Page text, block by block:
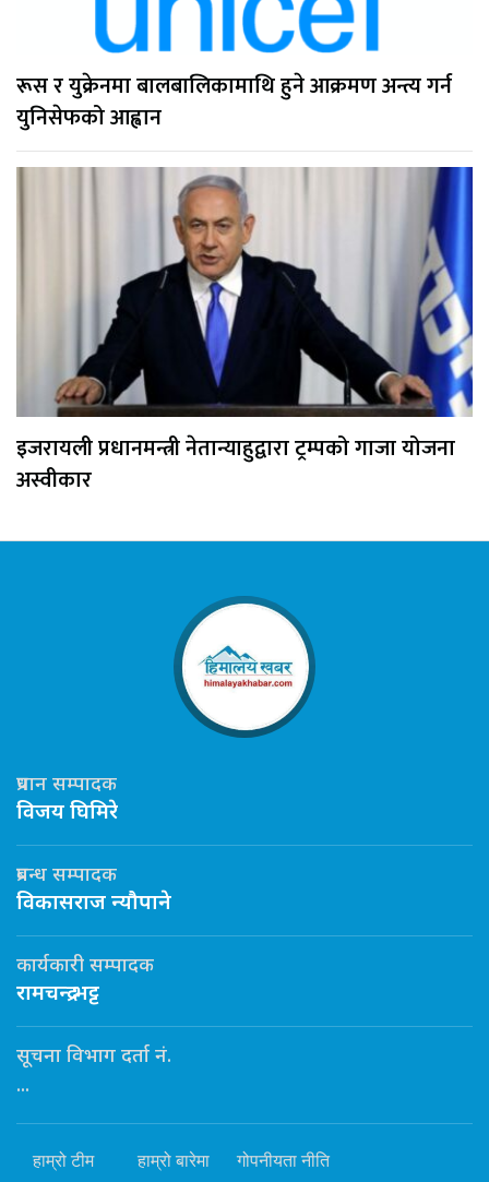
रूस र युक्रेनमा बालबालिकामाथि हुने आक्रमण अन्त्य गर्न
युनिसेफको आह्वान
इजरायली प्रधानमन्त्री नेतान्याहुद्वारा ट्रम्पको गाजा योजना
अस्वीकार
प्रधान सम्पादक
विजय घिमिरे
प्रबन्ध सम्पादक
विकासराज न्यौपाने
कार्यकारी सम्पादक
रामचन्द्र भट्ट
सूचना विभाग दर्ता नं.
...
हाम्रो टीम हाम्रो बारेमा गोपनीयता नीति